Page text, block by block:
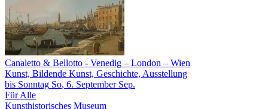
Canaletto & Bellotto - Venedig – London – Wien
Kunst, Bildende Kunst, Geschichte, Ausstellung
bis Sonntag So, 6. September Sep.
Für Alle
Kunsthistorisches Museum